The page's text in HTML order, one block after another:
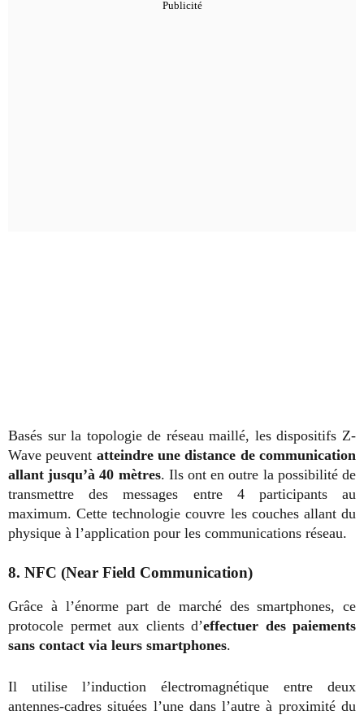
Basés sur la topologie de réseau maillé, les dispositifs Z-
Wave peuvent atteindre une distance de communication
allant jusqu’à 40 mètres. Ils ont en outre la possibilité de
transmettre des messages entre 4 participants au
maximum. Cette technologie couvre les couches allant du
physique à l’application pour les communications réseau.
8. NFC (Near Field Communication)
Grâce à l’énorme part de marché des smartphones, ce
protocole permet aux clients d’effectuer des paiements
sans contact via leurs smartphones.
Il utilise l’induction électromagnétique entre deux
antennes-cadres situées l’une dans l’autre à proximité du